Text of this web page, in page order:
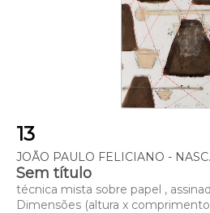
13
JOÃO PAULO FELICIANO -
Sem título
técnica mista sobre papel ,
Dimensões (altura x comprimento